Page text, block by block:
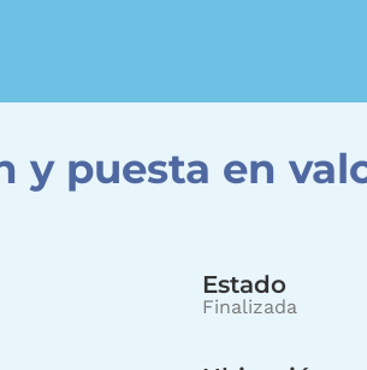
y puesta en
Estado
Finalizada